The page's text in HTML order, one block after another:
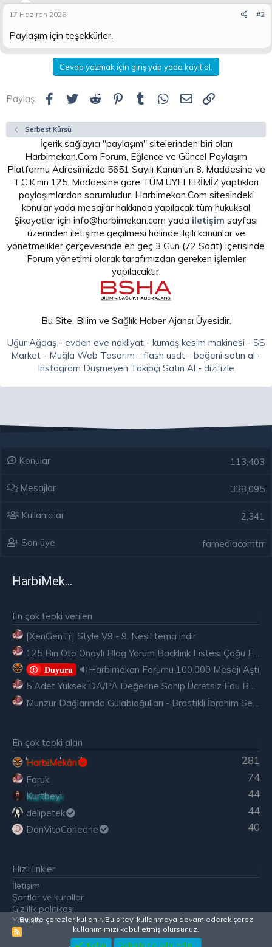
17 Haziran 2026 #2
Paylaşım için teşekkürler.
Cevap yazmak için giriş yap yada kayıt ol.
Paylaş: Facebook
Twitter Reddit Pinterest
Tumblr WhatsApp
E-posta
Serbest Kürsü
İçerik sağlayıcı "paylaşım" sitelerinden biri olan
Harbimekan.Com Forum, Eğlence ve Güncel Paylaşım
Platformu Adresimizde 5651 Sayılı Kanun’un 8. Maddesine ve
T.C.K’nın 125. Maddesine göre TÜM ÜYELERİMİZ yaptıkları
paylaşımlardan sorumludur. Harbimekan.Com sitesindeki
konular yada mesajlar hakkında yapılacak tüm hukuksal
Şikayetler için info@harbimekan.com yada iletişim sayfası
üzerinden iletişime geçilmesi halinde ilgili kanunlar ve
yönetmelikler çerçevesinde en geç 3 Gün (72 Saat) içerisinde
Forum yönetimi olarak tarafımızdan gereken işlemler
yapılacaktır.
Bu Site, Bilim ve Sağlık Haber Ajansı Üyesidir.
Uğur Ağdaş- evden eve nakliyat- kumaş kesim makinesi - SS
Market - Muğla Web Tasarım - flash usdt - beğeni satın al -
Instagram Düşmeyen Takipçi Satın Al - dizi izle
Konular 113,403
Mesajlar 338,095
Kullanıcılar 2,341
Son üye famediacomtrr
HarbiMekân
En çok tepki verilen
[XenGenTr] Style V9 - 9. Nesil tema indir
𝐃𝐮𝐲𝐮𝐫𝐮
🔉Harbimekan Forumu 100.000 Mesajı Aştı
5 Adet Yüksek DA/PA Değerine Sahip Ücretsiz Edu Backlink
En çok tepki alan
281
HarbiMekân
74
Faruk
44
Kurtbeyi
44
delipetek
D 40
DonVitoCorleone
Hızlı linkler
İletişim
Şartlar ve kurallar
Gizlilik politikası
Yardım
R
Bu site çerezler kullanır. Bu siteyi kullanmaya devam ederek çerez
kullanımımızı kabul etmiş olursunuz.
Kabul
Daha fazla bilgi edin...